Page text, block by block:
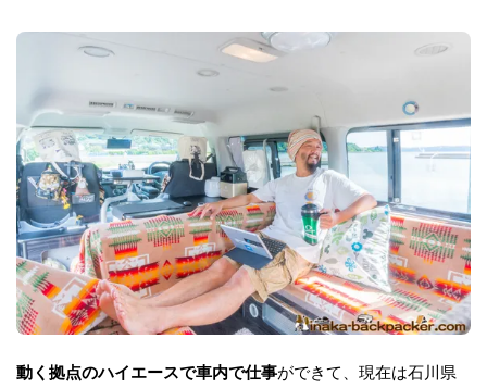
動く拠点のハイエースで車内で仕事ができて、現在は石川県